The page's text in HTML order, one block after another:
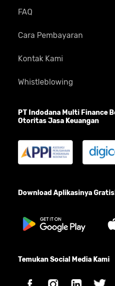
FAQ
Cara Pembayaran
Kontak Kami
Whistleblowing
PT Indodana Multi Finance
Otoritas Jasa Keuangan
Download Aplikasinya
Temukan Social Media Kami